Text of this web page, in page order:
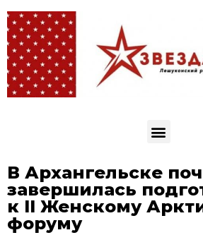
В Архангельске
завершилась
к II Женскому
форуму